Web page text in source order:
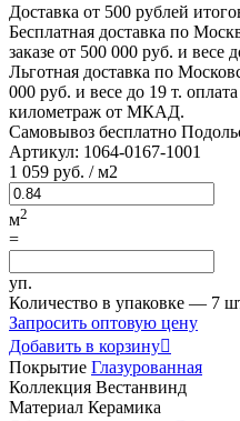
Доставка от 500 рублей
Бесплатная доставка по
заказе от 500 000 руб. и весе
Льготная доставка по
000 руб. и весе до 19 т.
километраж от МКАД.
Самовывоз бесплатно
Артикул: 1064-0167-1001
1 059 руб. / м2
м2
=
уп.
Количество в упаковке — 7
Запросить оптовую цену
Добавить в корзину
Покрытие Глазурованная
Коллекция Вестанвинд
Материал Керамика